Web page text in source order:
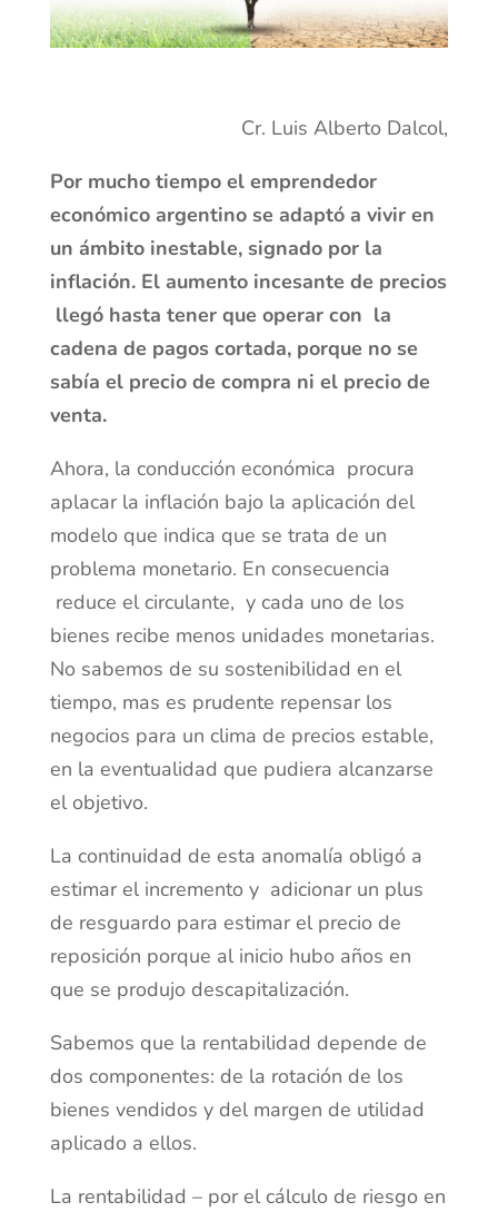
Cr. Luis Alberto Dalcol,
Por mucho tiempo el emprendedor
económico argentino se adaptó a vivir en
un ámbito inestable, signado por la
inflación. El aumento incesante de precios
llegó hasta tener que operar con la
cadena de pagos cortada, porque no se
sabía el precio de compra ni el precio de
venta.
Ahora, la conducción económica procura
aplacar la inflación bajo la aplicación del
modelo que indica que se trata de un
problema monetario. En consecuencia
reduce el circulante, y cada uno de los
bienes recibe menos unidades monetarias.
No sabemos de su sostenibilidad en el
tiempo, mas es prudente repensar los
negocios para un clima de precios estable,
en la eventualidad que pudiera alcanzarse
el objetivo.
La continuidad de esta anomalía obligó a
estimar el incremento y adicionar un plus
de resguardo para estimar el precio de
reposición porque al inicio hubo años en
que se produjo descapitalización.
Sabemos que la rentabilidad depende de
dos componentes: de la rotación de los
bienes vendidos y del margen de utilidad
aplicado a ellos.
La rentabilidad – por el cálculo de riesgo en